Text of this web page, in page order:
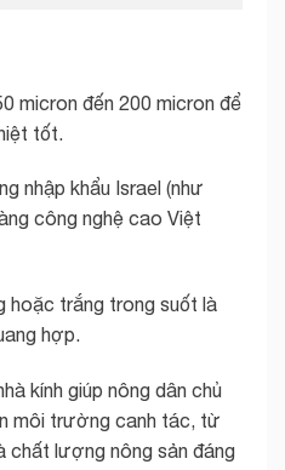
micron đến 200 micron để
tốt.
nhập khẩu Israel (như
công nghệ cao Việt
hoặc trắng trong suốt là
hợp.
kính giúp nông dân chủ
môi trường canh tác, từ
chất lượng nông sản đáng